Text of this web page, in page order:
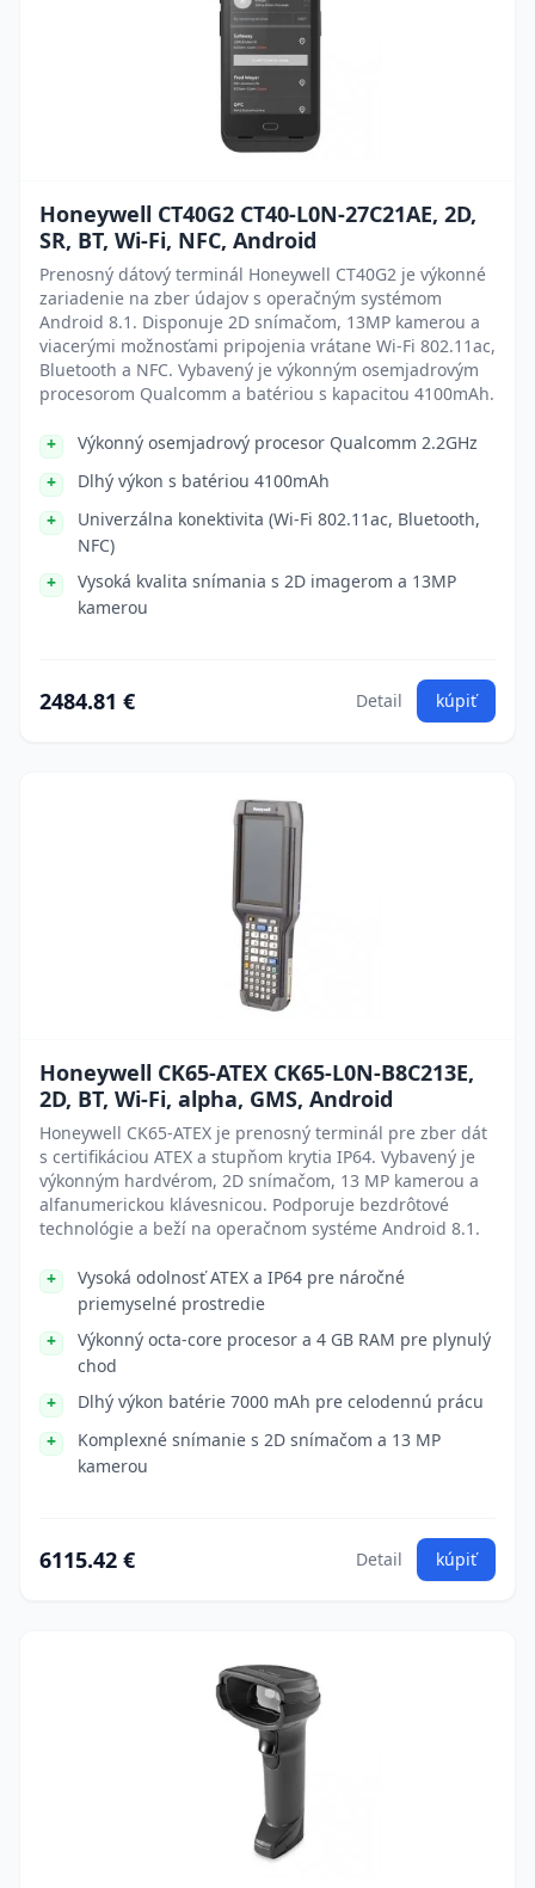
Honeywell CT40G2 CT40-L0N-27C21AE, 2D,
SR, BT, Wi-Fi, NFC, Android
Prenosný dátový terminál Honeywell CT40G2 je výkonné
zariadenie na zber údajov s operačným systémom
Android 8.1. Disponuje 2D snímačom, 13MP kamerou a
viacerými možnosťami pripojenia vrátane Wi-Fi 802.11ac,
Bluetooth a NFC. Vybavený je výkonným osemjadrovým
procesorom Qualcomm a batériou s kapacitou 4100mAh.
Výkonný osemjadrový procesor Qualcomm 2.2GHz
Dlhý výkon s batériou 4100mAh
Univerzálna konektivita (Wi-Fi 802.11ac, Bluetooth,
NFC)
Vysoká kvalita snímania s 2D imagerom a 13MP
kamerou
2484.81 € Detail kúpiť
Honeywell CK65-ATEX CK65-L0N-B8C213E,
2D, BT, Wi-Fi, alpha, GMS, Android
Honeywell CK65-ATEX je prenosný terminál pre zber dát
s certifikáciou ATEX a stupňom krytia IP64. Vybavený je
výkonným hardvérom, 2D snímačom, 13 MP kamerou a
alfanumerickou klávesnicou. Podporuje bezdrôtové
technológie a beží na operačnom systéme Android 8.1.
Vysoká odolnosť ATEX a IP64 pre náročné
priemyselné prostredie
Výkonný octa-core procesor a 4 GB RAM pre plynulý
chod
Dlhý výkon batérie 7000 mAh pre celodennú prácu
Komplexné snímanie s 2D snímačom a 13 MP
kamerou
6115.42 € Detail kúpiť